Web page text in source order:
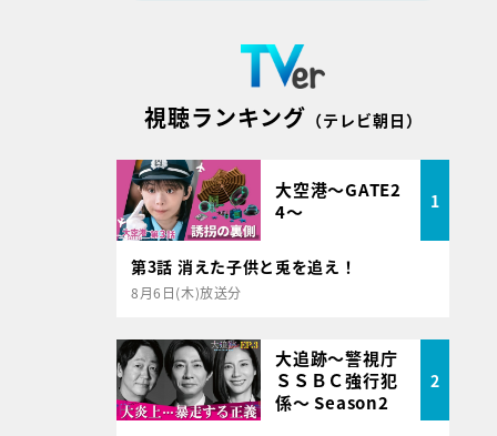
視聴ランキング （テレビ朝日）
大空港～GATE2
4～
1
第3話 消えた子供と兎を追え！
8月6日(木)放送分
大追跡～警視庁
ＳＳＢＣ強行犯
係～ Season2
2